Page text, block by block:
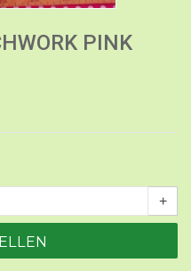
PINK
+